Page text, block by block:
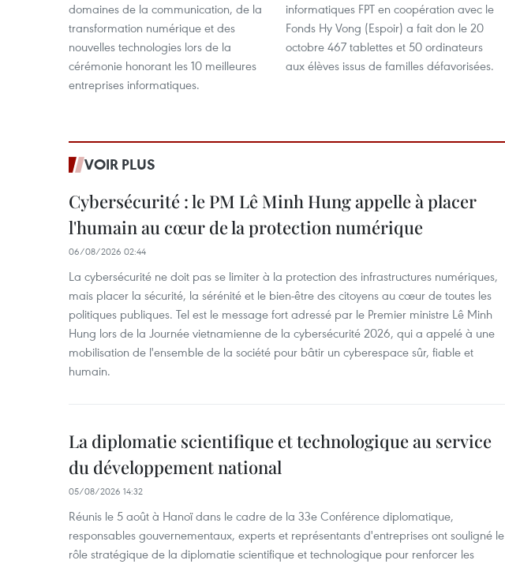
domaines de la communication, de la
transformation numérique et des
nouvelles technologies lors de la
cérémonie honorant les 10 meilleures
entreprises informatiques.
informatiques FPT en coopération avec le
Fonds Hy Vong (Espoir) a fait don le 20
octobre 467 tablettes et 50 ordinateurs
aux élèves issus de familles défavorisées.
VOIR PLUS
Cybersécurité : le PM Lê Minh Hung appelle à placer
l'humain au cœur de la protection numérique
06/08/2026 02:44
La cybersécurité ne doit pas se limiter à la protection des infrastructures numériques,
mais placer la sécurité, la sérénité et le bien-être des citoyens au cœur de toutes les
politiques publiques. Tel est le message fort adressé par le Premier ministre Lê Minh
Hung lors de la Journée vietnamienne de la cybersécurité 2026, qui a appelé à une
mobilisation de l'ensemble de la société pour bâtir un cyberespace sûr, fiable et
humain.
La diplomatie scientifique et technologique au service
du développement national
05/08/2026 14:32
Réunis le 5 août à Hanoï dans le cadre de la 33e Conférence diplomatique,
responsables gouvernementaux, experts et représentants d'entreprises ont souligné le
rôle stratégique de la diplomatie scientifique et technologique pour renforcer les